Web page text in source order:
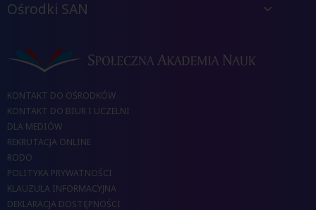
Ośrodki SAN
KONTAKT DO OŚRODKÓW
KONTAKT DO BIUR I UCZELNI
DLA MEDIÓW
REKRUTACJA ONLINE
RODO
POLITYKA PRYWATNOŚCI
KLAUZULA INFORMACYJNA
DEKLARACJA DOSTĘPNOŚCI